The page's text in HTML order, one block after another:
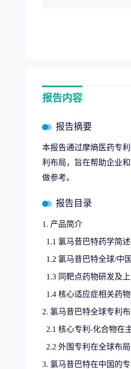
报告内容
报告摘要
本报告通过摩熵医药专
利布局，旨在帮助企业
做参考。
报告目录
1. 产品简介
1.1 氯马昔巴特药学简述
1.2 氯马昔巴特全球/中
1.3 同靶点药物研发及
1.4 核心适应症相关药
2. 氯马昔巴特全球专利
2.1 核心专利-化合物在
2.2 外围专利在全球布
3. 氯马昔巴特在中国的